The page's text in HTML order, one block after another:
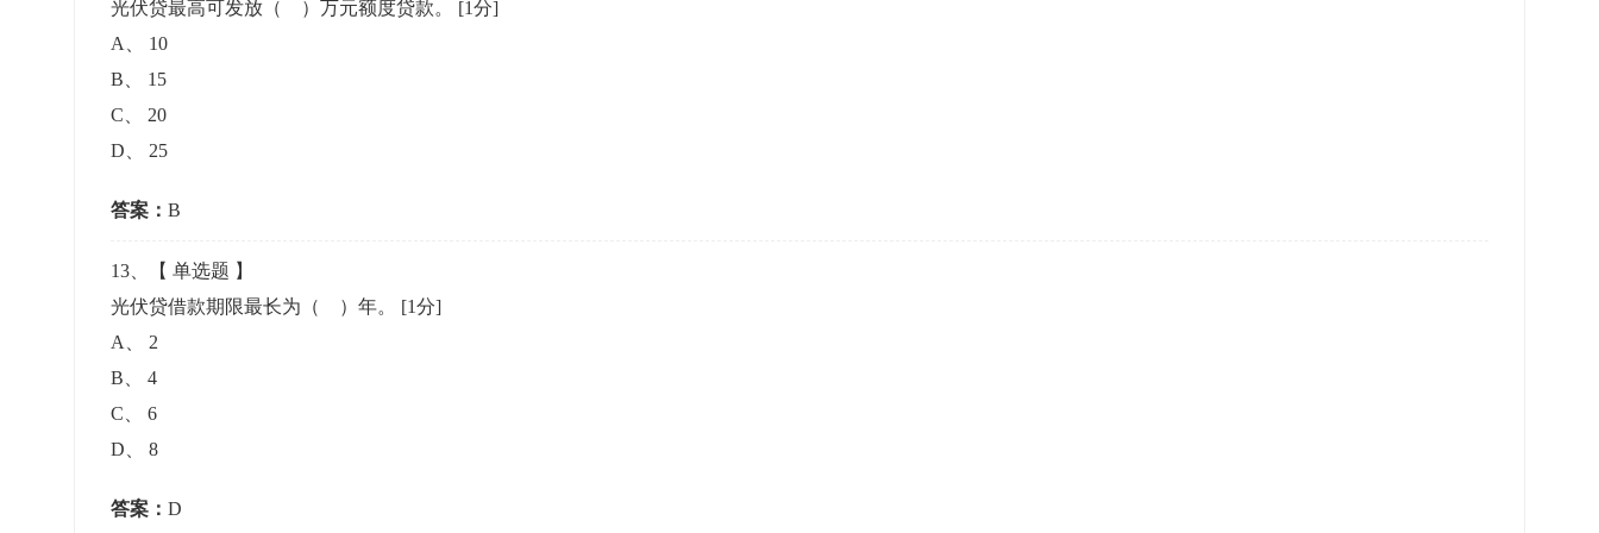
光伏贷最高可发放（ ）万元额度贷款。 [1分]
A
10
B
15
C
20
D
25
答案： B
13 、【 单选题 】
光伏贷借款期限最长为（ ）年。 [1分]
A
2
B
4
C
6
D
8
答案： D